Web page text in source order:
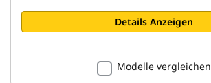
Details Anzeigen
Modelle vergleichen